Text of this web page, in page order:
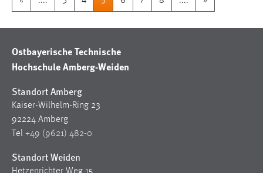
Ostbayerische Technische
Hochschule Amberg-Weiden
Standort Amberg
Kaiser-Wilhelm-Ring 23
92224 Amberg
Tel +49 (9621) 482-0
Standort Weiden